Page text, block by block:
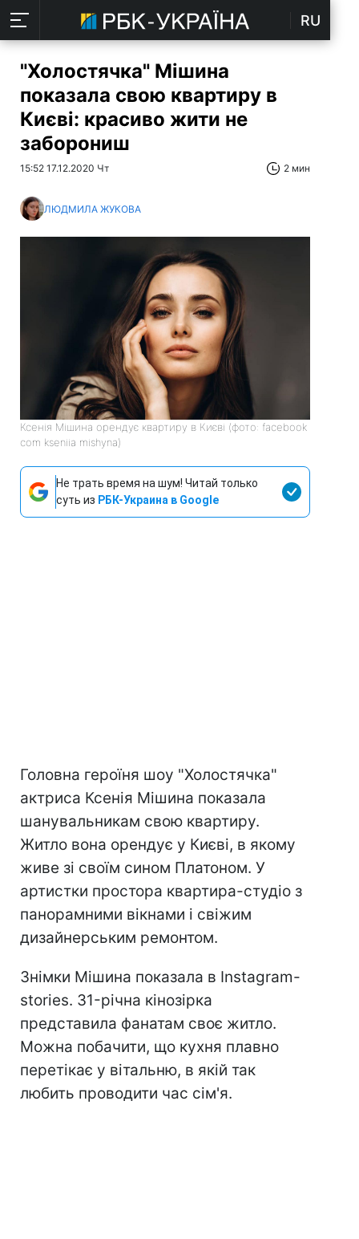
RU
"Холостячка" Мішина
показала свою квартиру в
Києві: красиво жити не
заборониш
15:52 17.12.2020 Чт 2 мин
ЛЮДМИЛА ЖУКОВА
Ксенія Мішина орендує квартиру в Києві (фото: facebook
com kseniia mishyna)
Не трать время на шум! Читай только
суть из РБК-Украина в Google
Головна героїня шоу "Холостячка"
актриса Ксенія Мішина показала
шанувальникам свою квартиру.
Житло вона орендує у Києві, в якому
живе зі своїм сином Платоном. У
артистки простора квартира-студіо з
панорамними вікнами і свіжим
дизайнерським ремонтом.
Знімки Мішина показала в Instagram-
stories. 31-річна кінозірка
представила фанатам своє житло.
Можна побачити, що кухня плавно
перетікає у вітальню, в якій так
любить проводити час сім'я.